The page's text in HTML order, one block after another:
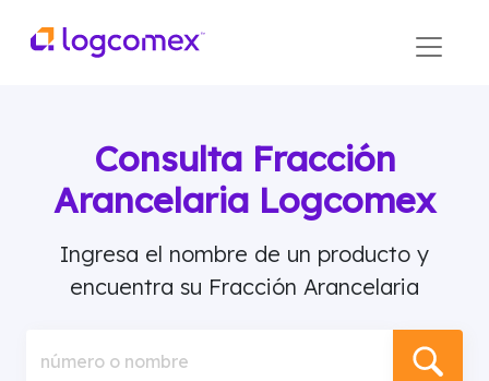
Consulta Fracción
Arancelaria Logcomex
Ingresa el nombre de un producto y
encuentra su Fracción Arancelaria
número o nombre